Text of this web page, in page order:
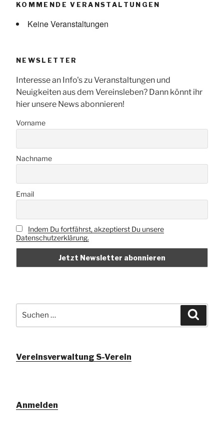
KOMMENDE VERANSTALTUNGEN
Keine Veranstaltungen
NEWSLETTER
Interesse an Info's zu Veranstaltungen und
Neuigkeiten aus dem Vereinsleben? Dann könnt ihr
hier unsere News abonnieren!
Vorname
Nachname
Email
Indem Du fortfährst, akzeptierst Du unsere
Datenschutzerklärung.
nach:
Vereinsverwaltung S-Verein
Anmelden